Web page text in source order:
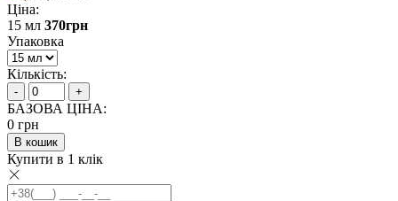
Ціна:
15 мл 370грн
Упаковка
Кількість:
- +
БАЗОВА ЦІНА:
0 грн
В кошик
Купити в 1 клік